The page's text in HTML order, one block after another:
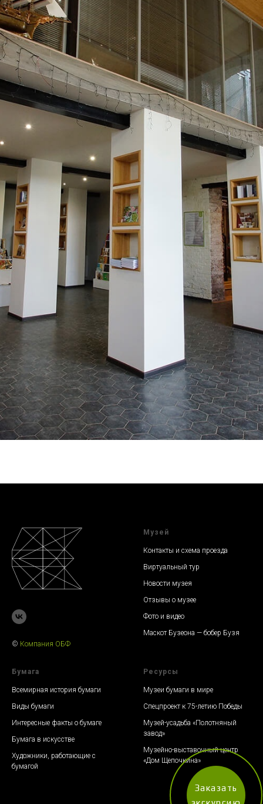
© Компания ОБФ
Музей
Контакты и схема проезда
Виртуальный тур
Новости музея
Отзывы о музее
Фото и видео
Маскот Бузеона — бобер Бузя
Бумага
Всемирная история бумаги
Виды бумаги
Интересные факты о бумаге
Бумага в искусстве
Художники, работающие с
бумагой
Ресурсы
Музеи бумаги в мире
Спецпроект к 75-летию Победы
Музей-усадьба «Полотняный
завод»
Музейно-выставочный центр
«Дом Щепочкина»
Заказать